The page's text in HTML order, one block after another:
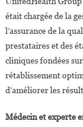
était chargée de la
l’assurance de la
prestataires et des
cliniques fondées
rétablissement
d’améliorer les
Médecin et experte